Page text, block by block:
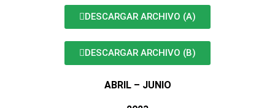
DESCARGAR ARCHIVO (A)
DESCARGAR ARCHIVO (B)
ABRIL – JUNIO